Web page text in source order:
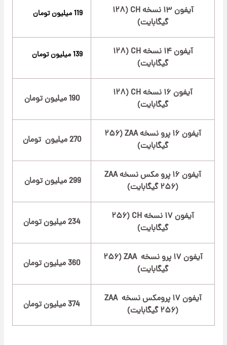
آیفون ۱۳ نسخه CH (۱۲۸
گیگابایت)
119 میلیون تومان
آیفون ۱۴ نسخه CH (۱۲۸
گیگابایت)
139 میلیون تومان
آیفون ۱۶ نسخه CH (۱۲۸
گیگابایت)
190 میلیون تومان
آیفون ۱۶ پرو نسخه ZAA (۲۵۶
گیگابایت)
270 میلیون تومان
آیفون ۱۶ پرو مکس نسخه ZAA
(۲۵۶ گیگابایت)
299 میلیون تومان
آیفون ۱۷ نسخه CH (۲۵۶
گیگابایت)
234 میلیون تومان
آیفون ۱۷ پرو نسخه ZAA (۲۵۶
گیگابایت)
360 میلیون تومان
آیفون ۱۷ پرومکس نسخه ZAA
(۲۵۶ گیگابایت)
374 میلیون تومان